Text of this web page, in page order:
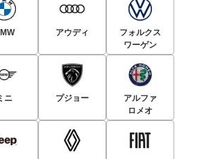
アウディ
フォルクス
ワーゲン
ニ プジョー
アルファ
ロメオ